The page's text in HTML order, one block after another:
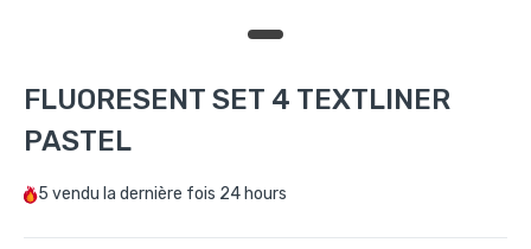
FLUORESENT SET 4 TEXTLINER
PASTEL
5 vendu la dernière fois 24 hours